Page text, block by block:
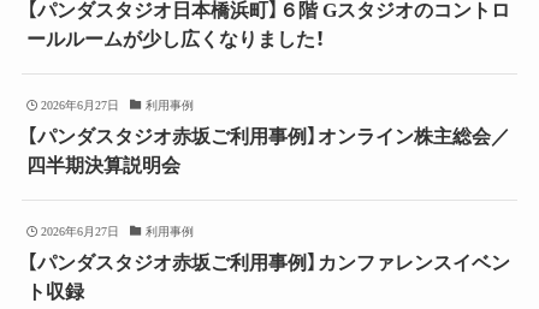
【パンダスタジオ日本橋浜町】６階 Gスタジオのコントロ
ールルームが少し広くなりました！
2026年6月27日 利用事例
【パンダスタジオ赤坂ご利用事例】オンライン株主総会／
四半期決算説明会
2026年6月27日 利用事例
【パンダスタジオ赤坂ご利用事例】カンファレンスイベン
ト収録